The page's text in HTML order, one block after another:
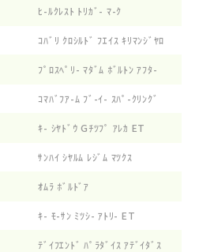
ﾋ-ﾙｸﾚｽﾄ ﾄﾘｶﾞ- ﾏ-ｸ
ｺﾊﾞﾘ ｸﾛｼﾙﾄﾞ ﾌｴｲｽ ｷﾘﾏﾝｼﾞﾔﾛ
ﾌﾟﾛｽﾍﾟﾘ- ﾏﾀﾞﾑ ﾎﾞﾙﾄﾝ ｱﾌﾀ-
ｺﾏﾊﾞﾌｱ-ﾑ ﾌﾞ-ｲ- ｽﾊﾟ-ｸﾘﾝｸﾞ
ｷ- ｼﾔﾄﾞｳ Gﾁﾂﾌﾟ ｱﾚｶ ET
ｻﾝﾊｲ ｼﾔﾙﾑ ﾚｼﾞﾑ ﾏﾂｸｽ
ｵﾑﾗ ﾎﾞﾙﾄﾞｱ
ｷ- ﾓ-ｻﾝ ﾐﾂｼ- ｱﾄﾘ- ET
ﾃﾞｲﾌｴﾝﾄﾞ ﾊﾟﾗﾀﾞｲｽ ｱﾃﾞｲﾀﾞｽ